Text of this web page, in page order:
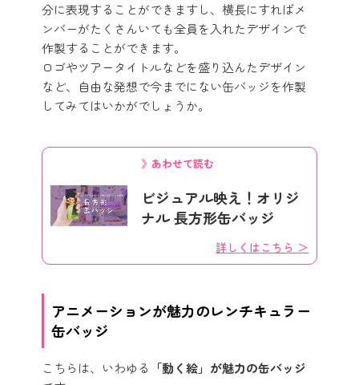
分に表現することができますし、横長にすればメ
ンバーがたくさんいても全員を入れたデザインで
作製することができます。
ロゴやツアータイトルなどを盛り込んたデザイン
など、自由な発想で今までにない缶バッジを作製
してみてはいかがでしょうか。
》あわせて読む
ビジュアル映え！オリジ
ナル 長方形缶バッジ
詳しくはこちら ＞
アニメーションが魅力のレンチキュラー
缶バッジ
こちらは、いわゆる
「動く絵」が魅力の缶バッジ